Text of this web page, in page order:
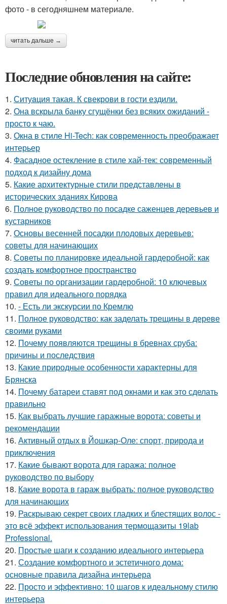
фото - в сегодняшнем материале.
читать дальше →
Последние обновления на сайте:
1. Ситуaция такая. К свекрови в гости ездили.
2. Она вскрыла банку сгущёнки без всяких ожиданий -
просто к чаю.
3. Окна в стиле Hi-Tech: как современность преображает
интерьер
4. Фасадное остекление в стиле хай-тек: современный
подход к дизайну дома
5. Какие архитектурные стили представлены в
исторических зданиях Кирова
6. Полное руководство по посадке саженцев деревьев и
кустарников
7. Основы весенней посадки плодовых деревьев:
советы для начинающих
8. Советы по планировке идеальной гардеробной: как
создать комфортное пространство
9. Советы по организации гардеробной: 10 ключевых
правил для идеального порядка
10. - Есть ли экскурсии по Кремлю
11. Полное руководство: как заделать трещины в дереве
своими руками
12. Почему появляются трещины в бревнах сруба:
причины и последствия
13. Какие природные особенности характерны для
Брянска
14. Почему батареи ставят под окнами и как это сделать
правильно
15. Как выбрать лучшие гаражные ворота: советы и
рекомендации
16. Активный отдых в Йошкар-Оле: спорт, природа и
приключения
17. Какие бывают ворота для гаража: полное
руководство по выбору
18. Какие ворота в гараж выбрать: полное руководство
для начинающих
19. Раскрываю секрет своих гладких и блестящих волос -
это всё эффект использования термощазиты 19lab
Professional.
20. Простые шаги к созданию идеального интерьера
21. Создание комфортного и эстетичного дома:
основные правила дизайна интерьера
22. Просто и эффективно: 10 шагов к идеальному стилю
интерьера